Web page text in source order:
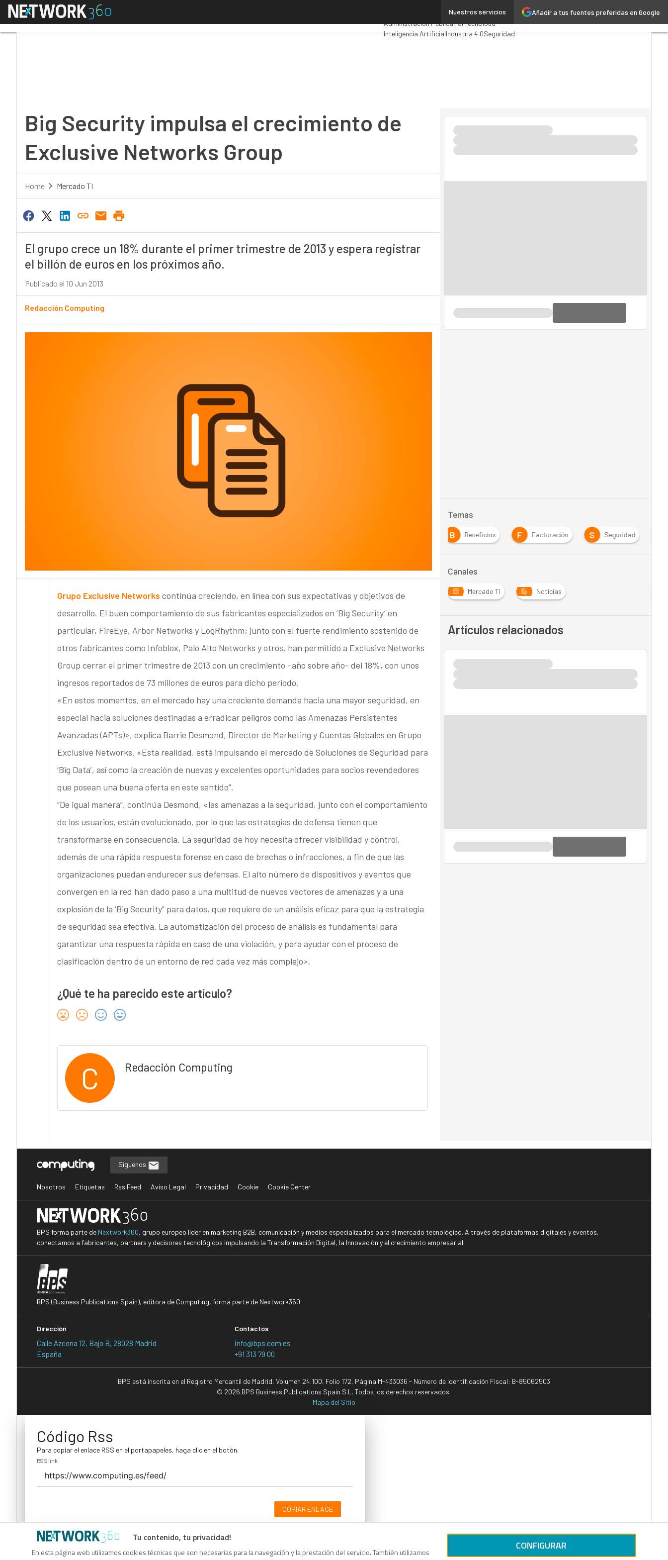
Añadir a tus fuentes preferidas en Google
Nuestros servicios
Menú
Analytics
Administración PúblicaMarTechCloud
Inteligencia ArtificialIndustria 4.0Seguridad
Big Security impulsa el crecimiento de
Exclusive Networks Group
Home Mercado TI
El grupo crece un 18% durante el primer trimestre de 2013 y espera registrar
el billón de euros en los próximos año.
Publicado el 10 Jun 2013
Redacción Computing
Grupo Exclusive Networks continúa creciendo, en línea con sus expectativas y objetivos de
desarrollo. El buen comportamiento de sus fabricantes especializados en ‘Big Security’ en
particular, FireEye, Arbor Networks y LogRhythm; junto con el fuerte rendimiento sostenido de
otros fabricantes como Infoblox, Palo Alto Networks y otros, han permitido a Exclusive Networks
Group cerrar el primer trimestre de 2013 con un crecimiento –año sobre año- del 18%, con unos
ingresos reportados de 73 millones de euros para dicho periodo.
«En estos momentos, en el mercado hay una creciente demanda hacia una mayor seguridad, en
especial hacia soluciones destinadas a erradicar peligros como las Amenazas Persistentes
Avanzadas (APTs)», explica Barrie Desmond, Director de Marketing y Cuentas Globales en Grupo
Exclusive Networks. «Esta realidad, está impulsando el mercado de Soluciones de Seguridad para
‘Big Data’, así como la creación de nuevas y excelentes oportunidades para socios revendedores
que posean una buena oferta en este sentido”.
“De igual manera”, continúa Desmond, «las amenazas a la seguridad, junto con el comportamiento
de los usuarios, están evolucionado, por lo que las estrategias de defensa tienen que
transformarse en consecuencia. La seguridad de hoy necesita ofrecer visibilidad y control,
además de una rápida respuesta forense en caso de brechas o infracciones, a fin de que las
organizaciones puedan endurecer sus defensas. El alto número de dispositivos y eventos que
convergen en la red han dado paso a una multitud de nuevos vectores de amenazas y a una
explosión de la ‘Big Security” para datos, que requiere de un análisis eficaz para que la estrategia
de seguridad sea efectiva. La automatización del proceso de análisis es fundamental para
garantizar una respuesta rápida en caso de una violación, y para ayudar con el proceso de
clasificación dentro de un entorno de red cada vez más complejo».
¿Qué te ha parecido este artículo?
C Redacción Computing
Temas
B
Beneficios F Facturación S Seguridad
Canales
Mercado TI Noticias
Artículos relacionados
Tu contenido, tu privacidad!
En esta página web utilizamos cookies técnicas que son necesarias para la navegación y la prestación del servicio. También utilizamos
CONFIGURAR
Síguenos
Nosotros Etiquetas Rss Feed Aviso Legal Privacidad Cookie Cookie Center
BPS forma parte de Nextwork360, grupo europeo líder en marketing B2B, comunicación y medios especializados para el mercado tecnológico. A través de plataformas digitales y eventos,
conectamos a fabricantes, partners y decisores tecnológicos impulsando la Transformación Digital, la Innovación y el crecimiento empresarial.
BPS (Business Publications Spain), editora de Computing, forma parte de Nextwork360.
Dirección
Calle Azcona 12, Bajo B, 28028 Madrid
España
Contactos
info@bps.com.es
+91 313 79 00
BPS está inscrita en el Registro Mercantil de Madrid, Volumen 24.100, Folio 172, Página M-433036 - Número de Identificación Fiscal: B-85062503
© 2026 BPS Business Publications Spain S.L. Todos los derechos reservados.
Mapa del Sitio
Código Rss
Para copiar el enlace RSS en el portapapeles, haga clic en el botón.
RSS link
COPIAR ENLACE
Código Rss